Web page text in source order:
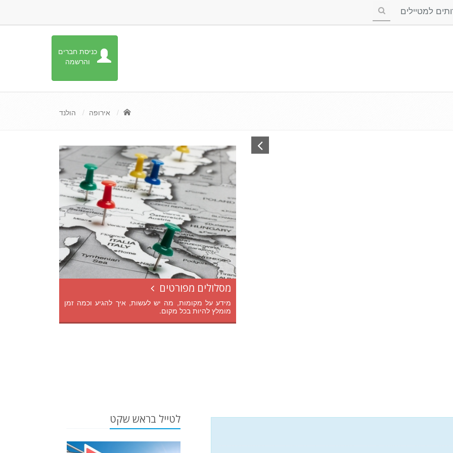
כניסת חברים
והרשמה
למטיילים
אירופה הולנד
מסלולים מפורטים
מידע על מקומות, מה יש לעשות, איך להגיע וכמה זמן
מומלץ להיות בכל מקום.
לטייל בראש שקט